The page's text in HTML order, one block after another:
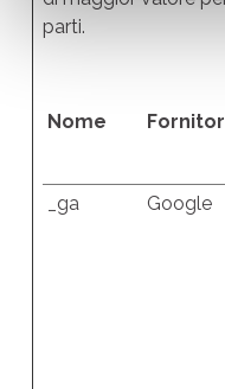
parti.
Nome
_ga
Google